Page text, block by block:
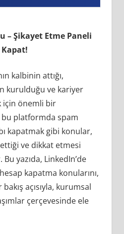
– Şikayet Etme Paneli
Kapat!
kalbinin attığı,
kurulduğu ve kariyer
için önemli bir
platformda spam
kapatmak gibi konular,
ettiği ve dikkat etmesi
yazıda, LinkedIn’de
kapatma konularını,
açısıyla, kurumsal
çerçevesinde ele